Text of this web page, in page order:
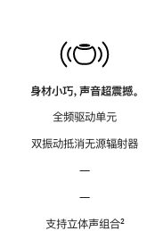
身材小巧，声音超震撼。
全频驱动单元
双振动抵消无源辐射器
—
—
支持立体声组合脚
²